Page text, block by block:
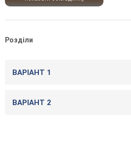
Розділи
ВАРІАНТ 1
ВАРІАНТ 2